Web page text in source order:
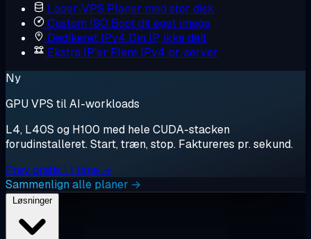
Lager-VPS Planer med stor disk
Custom ISO Boot dit eget image
Dedikeret IPv4 Din IP, ikke delt
Ekstra IP'er Flere IPv4 pr. server
Ny
GPU VPS til AI-workloads
L4, L40S og H100 med hele CUDA-stacken
forudinstalleret. Start, træn, stop. Faktureres pr. sekund.
Prøv gratis i 1 time →
Sammenlign alle planer →
Løsninger